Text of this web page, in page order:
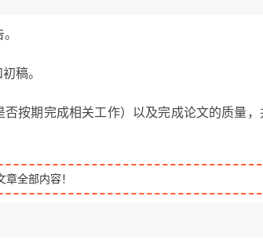
稿。
按期完成相关工作）以及完成论文的质量
全部内容！